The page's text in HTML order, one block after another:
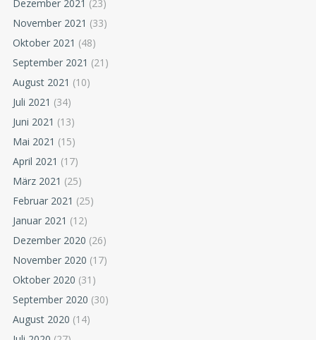
Dezember 2021 (23)
November 2021 (33)
Oktober 2021 (48)
September 2021 (21)
August 2021 (10)
Juli 2021 (34)
Juni 2021 (13)
Mai 2021 (15)
April 2021 (17)
März 2021 (25)
Februar 2021 (25)
Januar 2021 (12)
Dezember 2020 (26)
November 2020 (17)
Oktober 2020 (31)
September 2020 (30)
August 2020 (14)